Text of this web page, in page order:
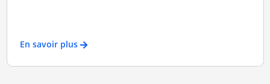
En savoir plus